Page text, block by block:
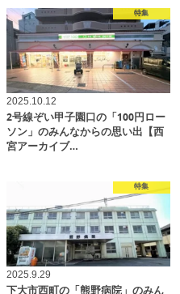
特集
2025.10.12
2号線ぞい甲子園口の「100円ロー
ソン」のみんなからの思い出【西
宮アーカイブ…
特集
2025.9.29